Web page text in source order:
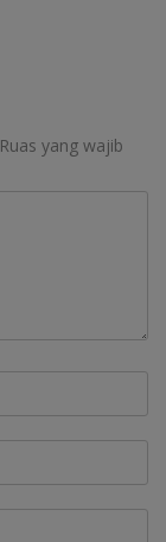
Ruas yang wajib